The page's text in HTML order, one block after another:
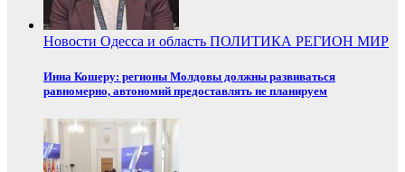
Новости Одесса и область ПОЛИТИКА РЕГИОН МИР
Инна Кошеру: регионы Молдовы должны развиваться
равномерно, автономий предоставлять не планируем